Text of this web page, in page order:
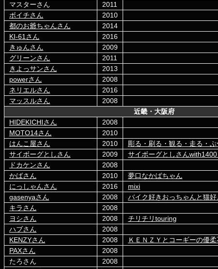
マスターさん
2011
ボイチさん
2010
都のお爺ちゃんさん
2014
KI-61さん
2016
きゅんさん
2009
グリーンさん
2011
きよっサンさん
2013
powerさん
2008
ネリエルさん
2016
マッスルさん
2008
近畿・大阪府
HIDEKICHIさん
2008
MOTO14さん
2010
はんこ屋さん
2010
彫る・刷る・観る・走る・
サイボーグとしさん
2009
サイボーグとしさん
ドカケンさん
2008
かばさん
2010
夢口なかばちゃん
にっしゃんさん
2016
mixi
gasenyaさん
2008
バイク好きおっちゃんと猫
キラさん
2008
ヨシさん
2008
チリチリtouring
ハブさん
2008
KENZYさん
2008
ＫＥＮＺＹとコーギーの優
PAXさん
2008
たろさん
2008